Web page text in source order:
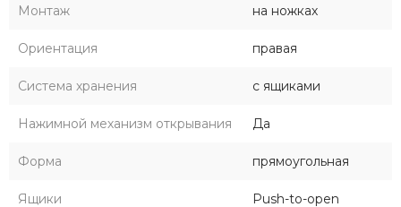
Монтаж на ножках
Ориентация правая
Система хранения с ящиками
Нажимной механизм открывания Да
Форма прямоугольная
Ящики Push-to-open